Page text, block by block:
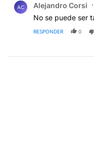
AC Alejandro Corsi
No se puede ser
RESPONDER 0